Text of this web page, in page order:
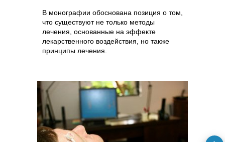
В монографии обоснована позиция о том,
что существуют не только методы
лечения, основанные на эффекте
лекарственного воздействия, но также
принципы лечения.